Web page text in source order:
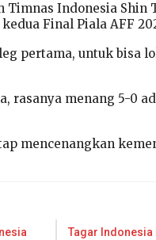
Indonesia Shin
Final Piala AFF
pertama, untuk bisa
rasanya menang 5-0
mencenangkan
Tagar Indonesia